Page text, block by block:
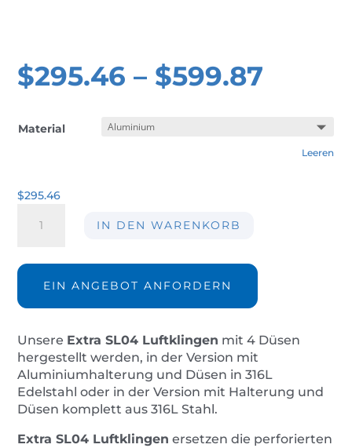
$295.46 – $599.87
Material
Leeren
$295.46
Extra
Menge
IN DEN WARENKORB
EIN ANGEBOT ANFORDERN
Unsere Extra SL04 Luftklingen mit 4 Düsen
hergestellt werden, in der Version mit
Aluminiumhalterung und Düsen in 316L
Edelstahl oder in der Version mit Halterung und
Düsen komplett aus 316L Stahl.
Extra SL04 Luftklingen ersetzen die perforierten